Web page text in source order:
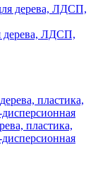
дерева, ЛДСП,
пластика,